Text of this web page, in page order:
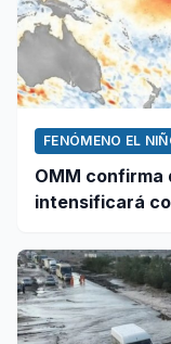
FENÓMENO EL
OMM confirma
intensificará